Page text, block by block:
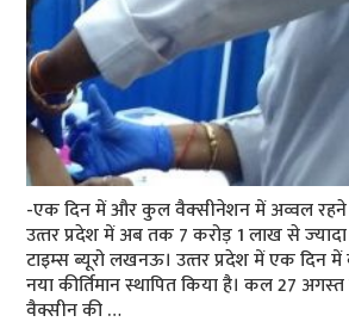
-एक दिन में और कुल वैक्‍सीनेशन में अव्‍वल रहने
उत्‍तर प्रदेश में अब तक 7 करोड़ 1 लाख से
टाइम्‍स ब्‍यूरो लखनऊ। उत्‍तर प्रदेश में एक दिन
नया कीर्तिमान स्थापित किया है। कल 27
वैक्सीन की …